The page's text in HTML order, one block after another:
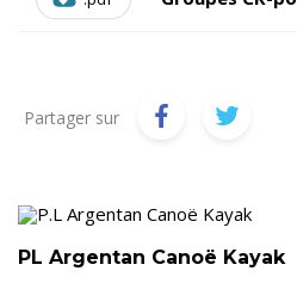
Partager sur
PL Argentan Canoë Kayak